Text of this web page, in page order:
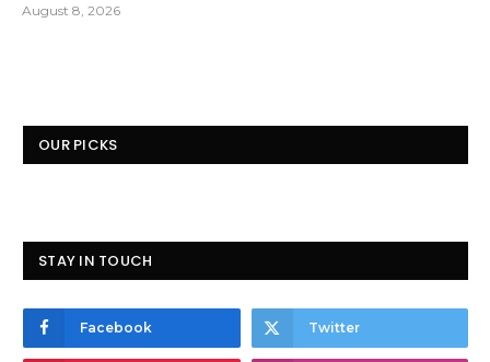
August 8, 2026
OUR PICKS
STAY IN TOUCH
Facebook Twitter